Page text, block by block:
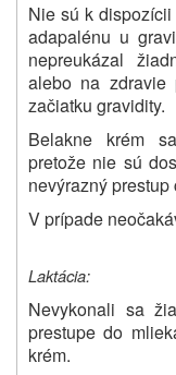
Nie sú k
adapalénu u
nepreukázal
alebo na zdravie
začiatku gravidity.
Belakne krém
pretože nie sú
nevýrazný prestup
V prípade
Laktácia:
Nevykonali sa
prestupe do
krém.